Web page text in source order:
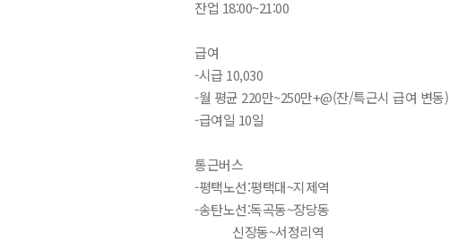
잔업 18:00~21:00
급여
-시급 10,030
-월 평균 220만~250만+@(잔/특근시 급여 변동)
-급여일 10일
통근버스
-평택노선:평택대~지제역
-송탄노선:독곡동~장당동
신장동~서정리역